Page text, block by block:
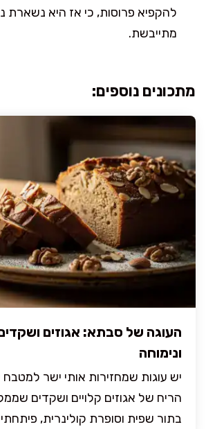
להקפיא פרוסות, כי אז היא נשארת
מתייבשת.
מתכונים נוספים:
העוגה של סבתא: אגוזים
ונימוחה
יש עוגות שמחזירות אותי ישר
הריח של אגוזים קלויים ושקדים
בתור שפית וסופרת קולינרית,